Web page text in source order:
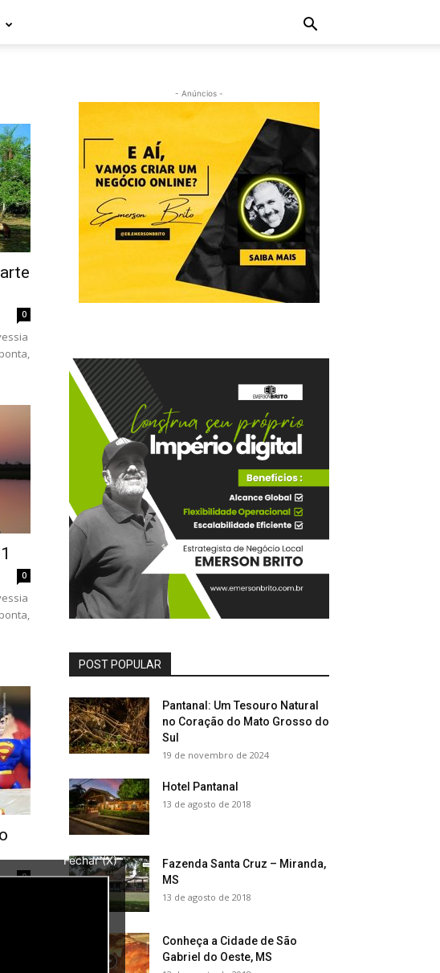
0
0
0
- Anúncios -
POST POPULAR
Pantanal: Um Tesouro Natural
no Coração do Mato Grosso do
Sul
19 de novembro de 2024
Hotel Pantanal
13 de agosto de 2018
Fazenda Santa Cruz – Miranda,
MS
13 de agosto de 2018
Conheça a Cidade de São
Gabriel do Oeste, MS
Fechar (X)